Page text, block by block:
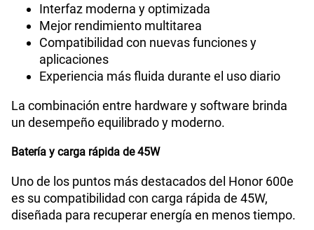
Interfaz moderna y optimizada
Mejor rendimiento multitarea
Compatibilidad con nuevas funciones y
aplicaciones
Experiencia más fluida durante el uso diario
La combinación entre hardware y software brinda
un desempeño equilibrado y moderno.
Batería y carga rápida de 45W
Uno de los puntos más destacados del Honor 600e
es su compatibilidad con carga rápida de 45W,
diseñada para recuperar energía en menos tiempo.